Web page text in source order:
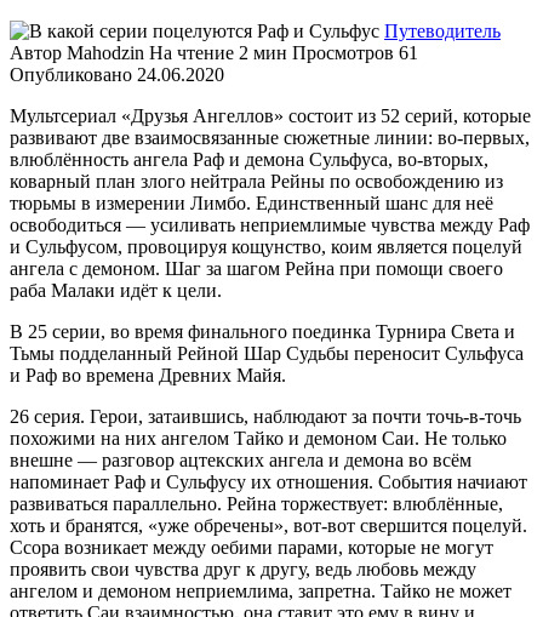
Путеводитель
Автор Mahodzin На чтение 2 мин Просмотров 61
Опубликовано 24.06.2020
Мультсериал «Друзья Ангеллов» состоит из 52 серий, которые
развивают две взаимосвязанные сюжетные линии: во-первых,
влюблённость ангела Раф и демона Сульфуса, во-вторых,
коварный план злого нейтрала Рейны по освобождению из
тюрьмы в измерении Лимбо. Единственный шанс для неё
освободиться — усиливать неприемлимые чувства между Раф
и Сульфусом, провоцируя кощунство, коим является поцелуй
ангела с демоном. Шаг за шагом Рейна при помощи своего
раба Малаки идёт к цели.
В 25 серии, во время финального поединка Турнира Света и
Тьмы подделанный Рейной Шар Судьбы переносит Сульфуса
и Раф во времена Древних Майя.
26 серия. Герои, затаившись, наблюдают за почти точь-в-точь
похожими на них ангелом Тайко и демоном Саи. Не только
внешне — разговор ацтекских ангела и демона во всём
напоминает Раф и Сульфусу их отношения. События начиают
развиваться параллельно. Рейна торжествует: влюблённые,
хоть и бранятся, «уже обречены», вот-вот свершится поцелуй.
Ссора возникает между оебими парами, которые не могут
проявить свои чувства друг к другу, ведь любовь между
ангелом и демоном неприемлима, запретна. Тайко не может
ответить Саи взаимностью, она ставит это ему в вину и